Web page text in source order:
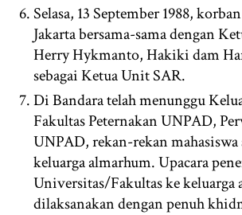
Selasa, 13 September 1988,
Jakarta bersama-sama dengan
Herry Hykmanto, Hakiki dam
sebagai Ketua Unit SAR.
Di Bandara telah menunggu
Fakultas Peternakan UNPAD,
UNPAD, rekan-rekan mahasiswa
keluarga almarhum. Upacara
Universitas/Fakultas ke keluarga
dilaksanakan dengan penuh